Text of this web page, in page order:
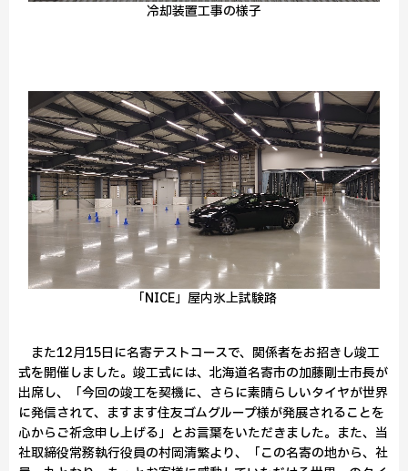
冷却装置工事の様子
「NICE」屋内氷上試験路
また12月15日に名寄テストコースで、関係者をお招きし竣工
式を開催しました。竣工式には、北海道名寄市の加藤剛士市長が
出席し、「今回の竣工を契機に、さらに素晴らしいタイヤが世界
に発信されて、ますます住友ゴムグループ様が発展されることを
心からご祈念申し上げる」とお言葉をいただきました。また、当
社取締役常務執行役員の村岡清繁より、「この名寄の地から、社